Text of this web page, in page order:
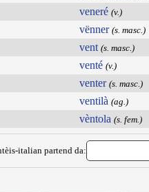
veneré (v.)
vënner (s. masc.)
vent (s. masc.)
venté (v.)
venter (s. masc.)
ventilà (ag.)
vèntola (s. fem.)
italian partend da: